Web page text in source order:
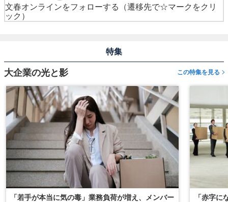
文春オンラインをフォローする
（遷移先で☆マークをクリ
ック）
特集
大企業の光と影 この特集を見る
「若手が本当に気の毒」業務負荷が増え、メンバー
「赤字に